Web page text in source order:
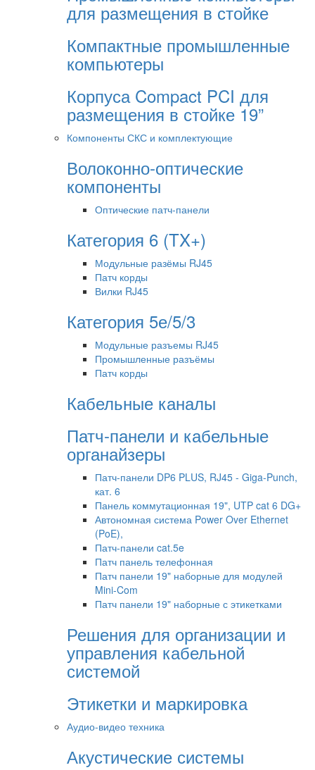
для размещения в стойке
Компактные промышленные
компьютеры
Корпуса Compact PCI для
размещения в стойке 19”
Компоненты СКС и комплектующие
Волоконно-оптические
компоненты
Оптические патч-панели
Категория 6 (TX+)
Модульные разёмы RJ45
Патч корды
Вилки RJ45
Категория 5е/5/3
Модульные разъемы RJ45
Промышленные разъёмы
Патч корды
Кабельные каналы
Патч-панели и кабельные
органайзеры
Патч-панели DP6 PLUS, RJ45 - Giga-Punch,
кат. 6
Панель коммутационная 19", UTP cat 6 DG+
Автономная система Power Over Ethernet
(PoE),
Патч-панели cat.5e
Патч панель телефонная
Патч панели 19" наборные для модулей
Mini-Com
Патч панели 19" наборные с этикетками
Решения для организации и
управления кабельной
системой
Этикетки и маркировка
Аудио-видео техника
Акустические системы